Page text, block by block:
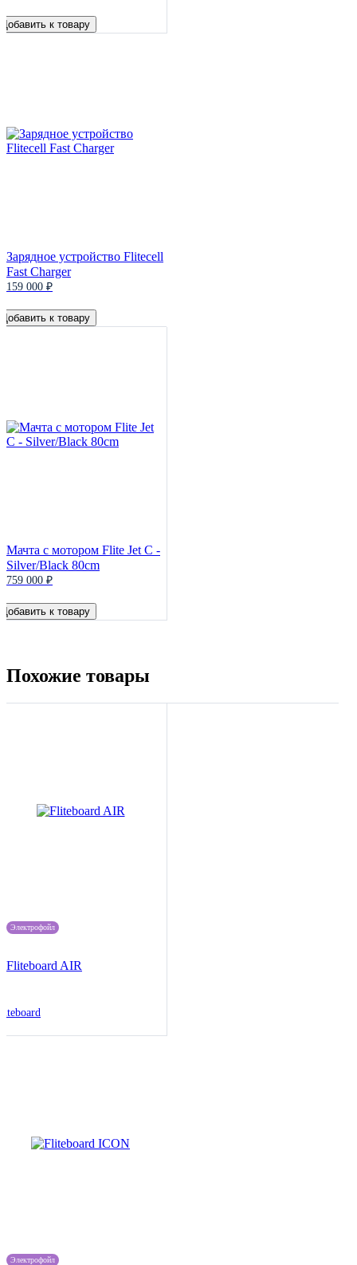
Добавить к товару
Зарядное устройство Flitecell
Fast Charger
159 000 ₽
Добавить к товару
Мачта с мотором Flite Jet C -
Silver/Black 80cm
759 000 ₽
Добавить к товару
Похожие товары
Электрофойл
Fliteboard AIR
Электрофойл